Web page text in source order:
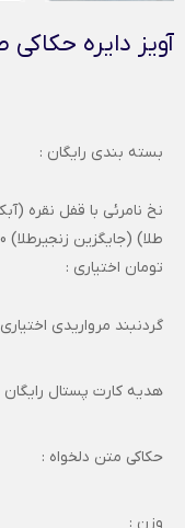
آویز دایره حکاکی
بسته بندی رایگان :
نخ نامرئی با قفل نقره
تومان اختیاری :
گردنبند مرواریدی
هدیه کارت پستال رایگان
حکاکی متن دلخواه :
وزن :